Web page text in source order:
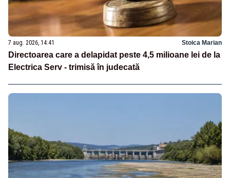
7 aug. 2026, 14:41 Stoica Marian
Directoarea care a delapidat peste 4,5 milioane lei de la
Electrica Serv - trimisă în judecată